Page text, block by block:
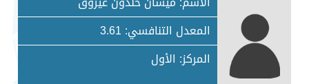
المعدل التنافسي: 3.61
المركز: الأول